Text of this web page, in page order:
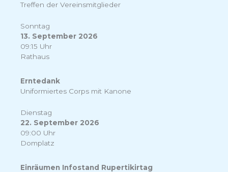
Treffen der Vereinsmitglieder
Sonntag
13. September 2026
09:15 Uhr
Rathaus
Erntedank
Uniformiertes Corps mit Kanone
Dienstag
22. September 2026
09:00 Uhr
Domplatz
Einräumen Infostand Rupertikirtag